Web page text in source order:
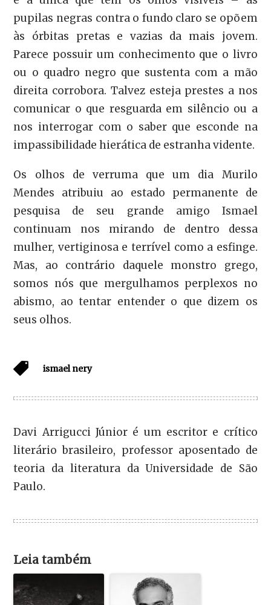
pupilas negras contra o fundo claro se opõem
às órbitas pretas e vazias da mais jovem.
Parece possuir um conhecimento que o livro
ou o quadro negro que sustenta com a mão
direita corrobora. Talvez esteja prestes a nos
comunicar o que resguarda em silêncio ou a
nos interrogar com o saber que esconde na
impassibilidade hierática de estranha vidente.
Os olhos de verruma que um dia Murilo
Mendes atribuiu ao estado permanente de
pesquisa de seu grande amigo Ismael
continuam nos mirando de dentro dessa
mulher, vertiginosa e terrível como a esfinge.
Mas, ao contrário daquele monstro grego,
somos nós que mergulhamos perplexos no
abismo, ao tentar entender o que dizem os
seus olhos.
ismael nery
Davi Arrigucci Júnior é um escritor e crítico
literário brasileiro, professor aposentado de
teoria da literatura da Universidade de São
Paulo.
Leia também